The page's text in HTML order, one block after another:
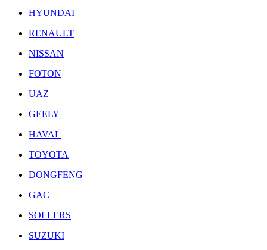
HYUNDAI
RENAULT
NISSAN
FOTON
UAZ
GEELY
HAVAL
TOYOTA
DONGFENG
GAC
SOLLERS
SUZUKI